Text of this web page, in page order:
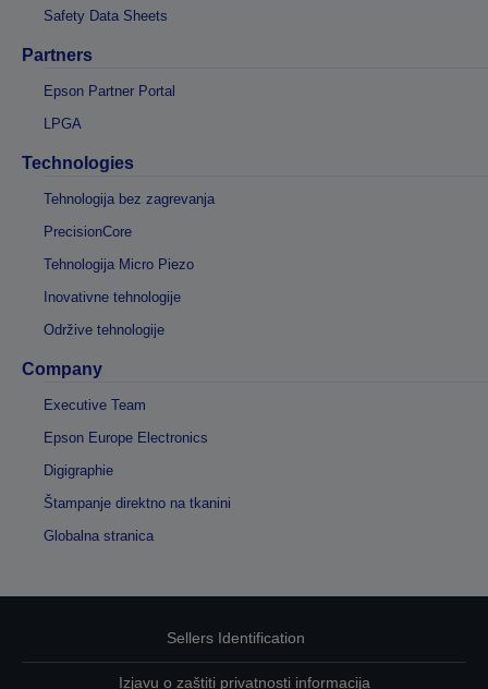
Safety Data Sheets
Partners
Epson Partner Portal
LPGA
Technologies
Tehnologija bez zagrevanja
PrecisionCore
Tehnologija Micro Piezo
Inovativne tehnologije
Održive tehnologije
Company
Executive Team
Epson Europe Electronics
Digigraphie
Štampanje direktno na tkanini
Globalna stranica
Sellers Identification
Izjavu o zaštiti privatnosti informacija